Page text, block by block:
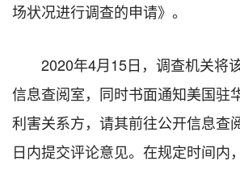
场状况进行调查的申请》。
2020年4月15日，调查机关将
信息查阅室，同时书面通知美国驻
利害关系方，请其前往公开信息查
日内提交评论意见。在规定时间内